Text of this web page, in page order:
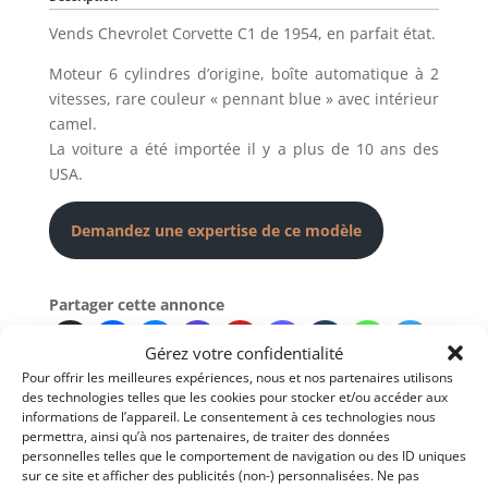
Gérez votre confidentialité
Pour offrir les meilleures expériences, nous et nos partenaires utilisons
des technologies telles que les cookies pour stocker et/ou accéder aux
informations de l’appareil. Le consentement à ces technologies nous
permettra, ainsi qu’à nos partenaires, de traiter des données
personnelles telles que le comportement de navigation ou des ID uniques
sur ce site et afficher des publicités (non-) personnalisées. Ne pas
Vends Chevrolet Corvette C1 de 1954, en parfait état.
Moteur 6 cylindres d’origine, boîte automatique à 2
vitesses, rare couleur « pennant blue » avec intérieur
camel.
La voiture a été importée il y a plus de 10 ans des
USA.
Demandez une expertise de ce modèle
Partager cette annonce
Voir les 6 annonces de michel.leempoel